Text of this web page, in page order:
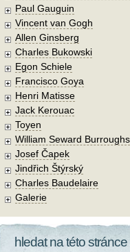
Paul Gauguin
Vincent van Gogh
Allen Ginsberg
Charles Bukowski
Egon Schiele
Francisco Goya
Henri Matisse
Jack Kerouac
Toyen
William Seward Burroughs
Josef Čapek
Jindřich Štýrský
Charles Baudelaire
Galerie
hledat na této stránce